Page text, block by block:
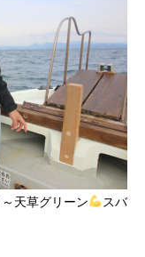
天草グリーン
スバ